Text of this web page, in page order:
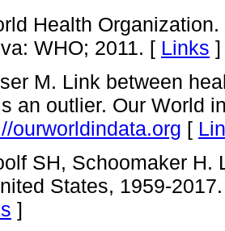
Health
WHO; 2011. [ Links ]
M. Link between
an outlier. Our World
ourworldindata.org [
SH, Schoomaker H.
States, 1959-
]